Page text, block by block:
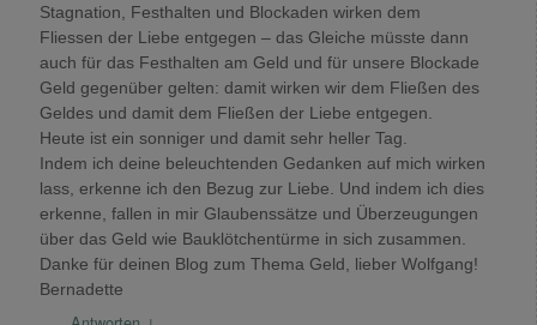
Stagnation, Festhalten und Blockaden wirken dem
Fliessen der Liebe entgegen – das Gleiche müsste dann
auch für das Festhalten am Geld und für unsere Blockade
Geld gegenüber gelten: damit wirken wir dem Fließen des
Geldes und damit dem Fließen der Liebe entgegen.
Heute ist ein sonniger und damit sehr heller Tag.
Indem ich deine beleuchtenden Gedanken auf mich wirken
lass, erkenne ich den Bezug zur Liebe. Und indem ich dies
erkenne, fallen in mir Glaubenssätze und Überzeugungen
über das Geld wie Bauklötchentürme in sich zusammen.
Danke für deinen Blog zum Thema Geld, lieber Wolfgang!
Bernadette